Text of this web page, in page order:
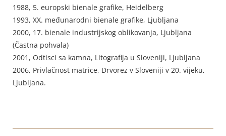
1988, 5. europski bienale grafike, Heidelberg
1993, XX. međunarodni bienale grafike, Ljubljana
2000, 17. bienale industrijskog oblikovanja, Ljubljana
(Častna pohvala)
2001, Odtisci sa kamna, Litografija u Sloveniji, Ljubljana
2006, Privlačnost matrice, Drvorez v Sloveniji v 20. vijeku,
Ljubljana.